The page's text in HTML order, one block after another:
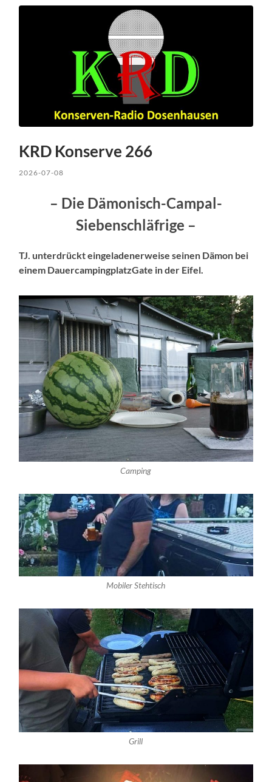
KRD Konserve 266
2026-07-08
– Die Dämonisch-Campal-
Siebenschläfrige –
TJ. unterdrückt eingeladenerweise seinen Dämon bei
einem DauercampingplatzGate in der Eifel.
Camping
Mobiler Stehtisch
Grill